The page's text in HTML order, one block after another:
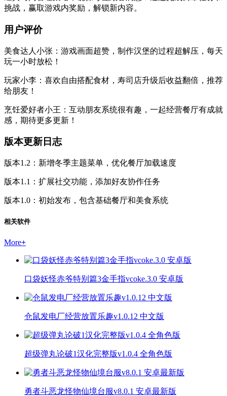
挑战，赢取游戏内奖励，解锁新内容。
用户评价
美食达人小张：游戏画面超赞，制作汉堡的过程超解压，每天
玩一小时放松！
玩家小李：喜欢自由搭配食材，寿司店升级后收益翻倍，推荐
给朋友！
烹饪爱好者小王：互动朋友系统很有趣，一起经营餐厅有成就
感，期待更多更新！
版本更新日志
版本1.2：新增冬季主题菜单，优化餐厅加载速度
版本1.1：扩展社交功能，添加好友协作任务
版本1.0：初始发布，包含基础餐厅和美食系统
相关软件
More+
口袋妖怪赤爷特别篇3金手指vcoke.3.0 安卓版
仓鼠发电厂经营放置乐趣v1.0.12 中文版
超级弹丸论破1汉化完整版v1.0.4 全角色版
勇者斗恶龙怪物仙境台服v8.0.1 安卓最新版